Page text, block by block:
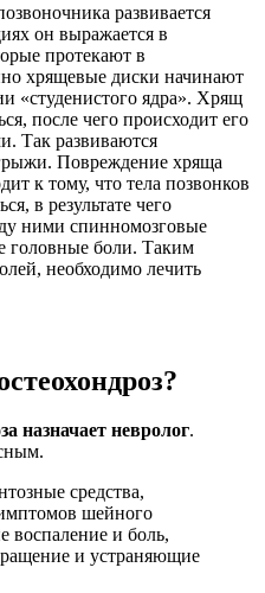
развивается
он выражается в
протекают в
хрящевые диски начинают
«студенистого ядра». Хрящ
после чего происходит его
Так развиваются
Повреждение хряща
к тому, что тела позвонков
в результате чего
ними спинномозговые
головные боли. Таким
необходимо лечить
назначает невролог.
средства,
шейного
воспаление и боль,
и устраняющие